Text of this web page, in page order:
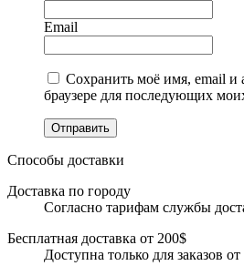
Email
Сохранить моё имя, email и
браузере для последующих
Отправить
Способы доставки
Доставка по городу
Согласно тарифам службы
Бесплатная доставка от 200$
Доступна только для заказов